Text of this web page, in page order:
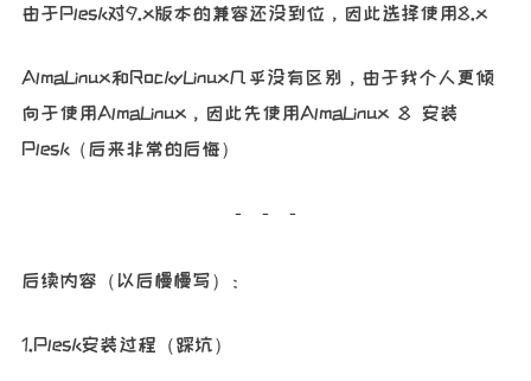
由于Plesk对9.x版本的兼容还没到位，因此选择使用8.x
AlmaLinux和RockyLinux几乎没有区别，由于我个人更倾
向于使用AlmaLinux，因此先使用AlmaLinux 8 安装
Plesk（后来非常的后悔）
后续内容（以后慢慢写）：
1.Plesk安装过程（踩坑）